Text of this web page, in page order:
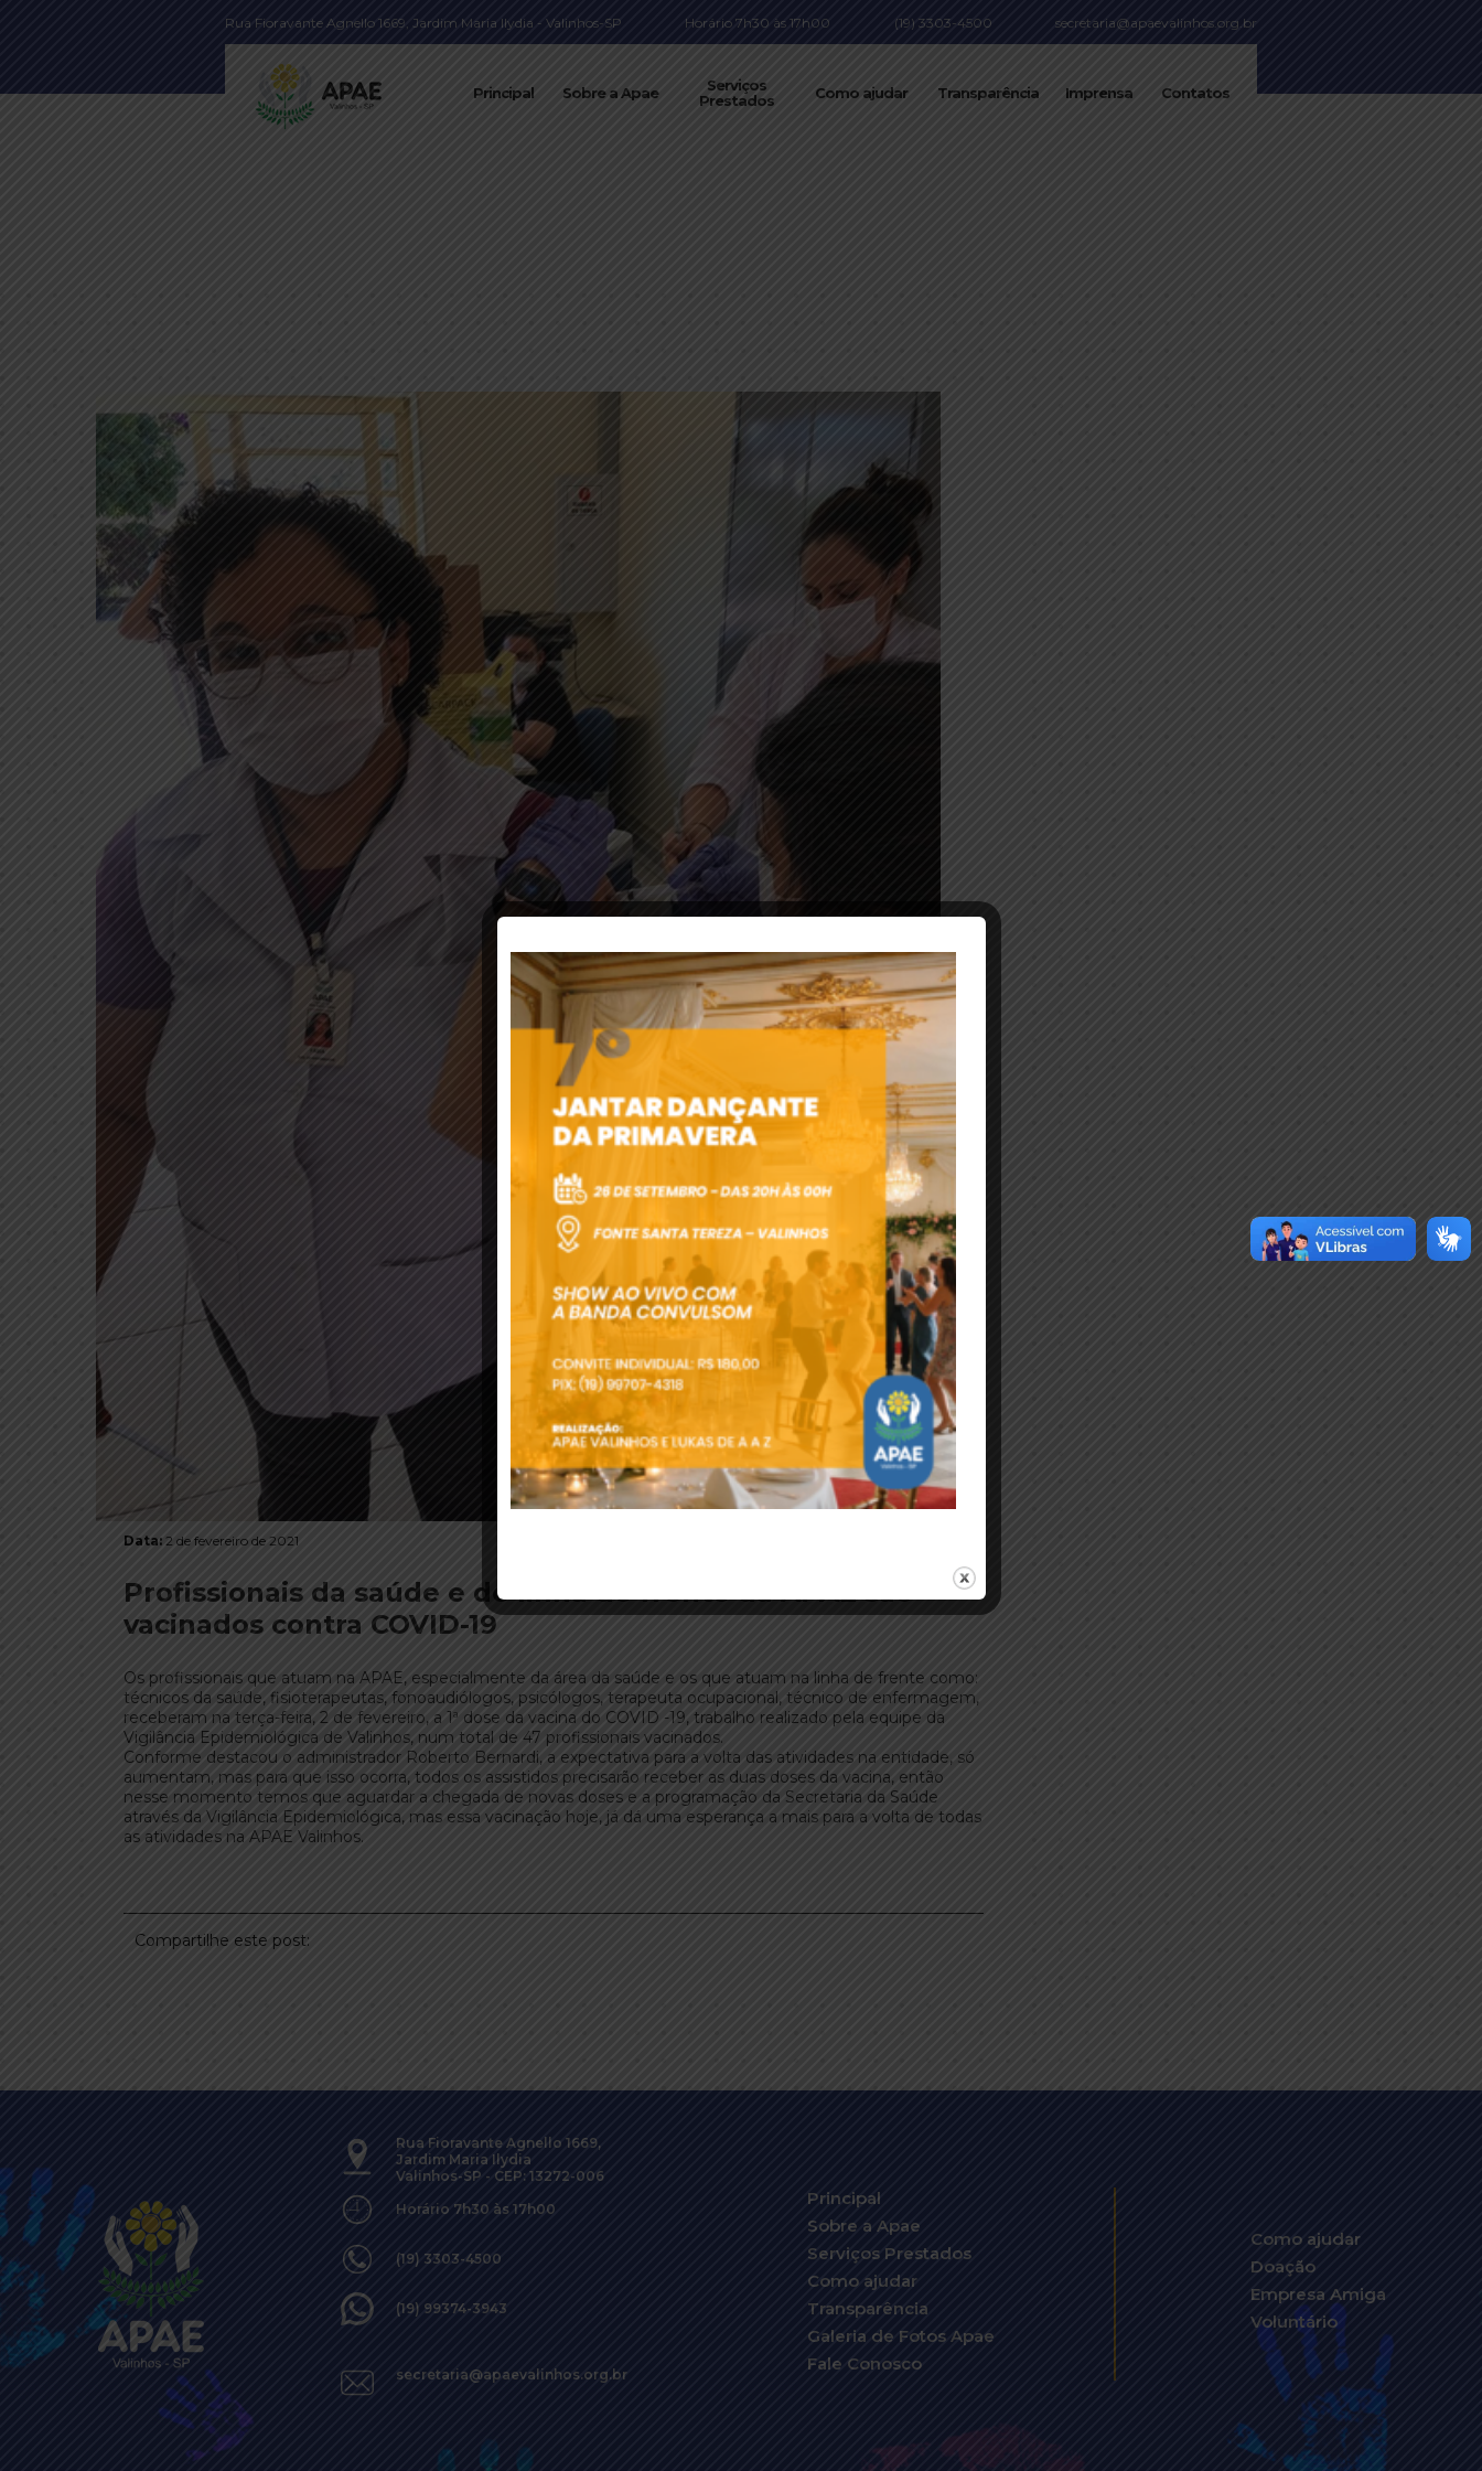
Rua Fioravante Agnello 1669, Jardim Maria Ilydia - Valinhos-SP Horário 7h30 às 17h00 (19) 3303-4500 secretaria@apaevalinhos.org.br
Principal Sobre a Apae
Serviços
Prestados
Como ajudar Transparência Imprensa Contatos
Data: 2 de fevereiro de 2021
Profissionais da saúde e de linha de frente da APAE são
vacinados contra COVID-19
Os profissionais que atuam na APAE, especialmente da área da saúde e os que atuam na linha de frente como:
técnicos da saúde, fisioterapeutas, fonoaudiólogos, psicólogos, terapeuta ocupacional, técnico de enfermagem,
receberam na terça-feira, 2 de fevereiro, a 1ª dose da vacina do COVID -19, trabalho realizado pela equipe da
Vigilância Epidemiológica de Valinhos, num total de 47 profissionais vacinados.
Conforme destacou o administrador Roberto Bernardi, a expectativa para a volta das atividades na entidade, só
aumentam, mas para que isso ocorra, todos os assistidos precisarão receber as duas doses da vacina, então
nesse momento temos que aguardar a chegada de novas doses e a programação da Secretaria da Saúde
através da Vigilância Epidemiológica, mas essa vacinação hoje, já dá uma esperança a mais para a volta de todas
as atividades na APAE Valinhos.
Compartilhe este post:
Rua Fioravante Agnello 1669,
Jardim Maria Ilydia
Valinhos-SP - CEP: 13272-006
Horário 7h30 às 17h00
(19) 3303-4500
(19) 99374-3943
secretaria@apaevalinhos.org.br
Principal
Sobre a Apae
Serviços Prestados
Como ajudar
Transparência
Galeria de Fotos Apae
Fale Conosco
Como ajudar
Doação
Empresa Amiga
Voluntário